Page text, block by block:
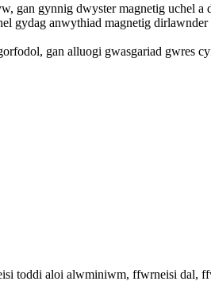
gan gynnig dwyster magnetig uchel a
gydag anwythiad magnetig dirlawnder
gan alluogi gwasgariad gwres
toddi aloi alwminiwm, ffwrneisi dal,